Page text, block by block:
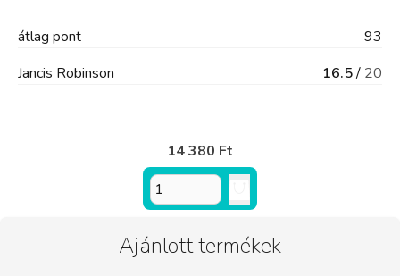
átlag pont
93
Jancis Robinson
16.5/ 20
14 380 Ft
Ajánlott termékek